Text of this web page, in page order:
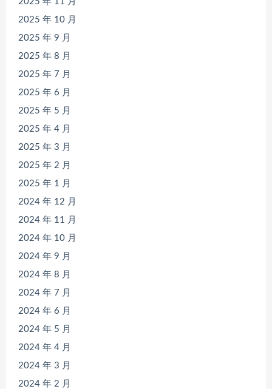
2025 年 10 月
2025 年 9 月
2025 年 8 月
2025 年 7 月
2025 年 6 月
2025 年 5 月
2025 年 4 月
2025 年 3 月
2025 年 2 月
2025 年 1 月
2024 年 12 月
2024 年 11 月
2024 年 10 月
2024 年 9 月
2024 年 8 月
2024 年 7 月
2024 年 6 月
2024 年 5 月
2024 年 4 月
2024 年 3 月
2024 年 2 月